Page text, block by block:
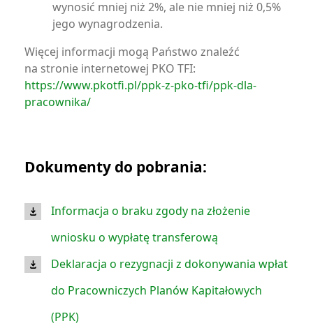
wynosić mniej niż 2%, ale nie mniej niż 0,5%
jego wynagrodzenia.
Więcej informacji mogą Państwo znaleźć
na stronie internetowej PKO TFI:
https://www.pkotfi.pl/ppk-z-pko-tfi/ppk-dla-
pracownika/
Dokumenty do pobrania:
Informacja o braku zgody na złożenie
wniosku o wypłatę transferową
Deklaracja o rezygnacji z dokonywania wpłat
do Pracowniczych Planów Kapitałowych
(PPK)